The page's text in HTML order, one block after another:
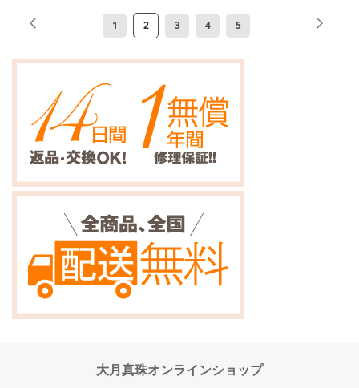
ペ
ー
ペ1
ペ
を
読
ん
い
ま
す
2
ペ
3
ペ
4
ペ
5
大月真珠オンラインショップ